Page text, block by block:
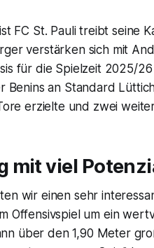
FC St. Pauli treibt seine
verstärken sich mit
für die Spielzeit 2025/
Benins an Standard
erzielte und zwei
mit viel
wir einen sehr
Offensivspiel um ein
über den 1,90 Meter